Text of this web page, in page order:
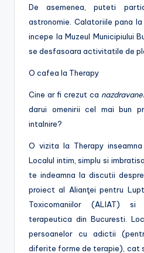
De asemenea, puteti
astronomie. Calatoriile pana la
incepe la Muzeul Municipiului
se desfasoara activitatile de
O cafea la Therapy
Cine ar fi crezut ca
darui omenirii cel mai bun
intalnire?
O vizita la Therapy
Localul intim, simplu si
te indeamna la discutii
proiect al Alianţei pentru
Toxicomaniilor (ALIAT)
terapeutica din Bucuresti.
persoanelor cu adictii
diferite forme de terapie), cat